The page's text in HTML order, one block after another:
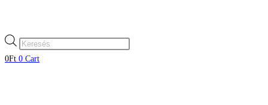
Products
search
0Ft 0 Cart